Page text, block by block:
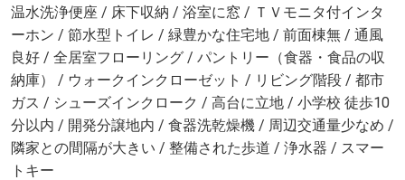
温水洗浄便座 / 床下収納 / 浴室に窓 / ＴＶモニタ付インタ
ーホン / 節水型トイレ / 緑豊かな住宅地 / 前面棟無 / 通風
良好 / 全居室フローリング / パントリー（食器・食品の収
納庫） / ウォークインクローゼット / リビング階段 / 都市
ガス / シューズインクローク / 高台に立地 / 小学校 徒歩10
分以内 / 開発分譲地内 / 食器洗乾燥機 / 周辺交通量少なめ /
隣家との間隔が大きい / 整備された歩道 / 浄水器 / スマー
トキー